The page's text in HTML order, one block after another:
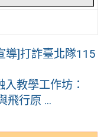
導]打詐臺北隊115
入教學工作坊：
飛行原 ...